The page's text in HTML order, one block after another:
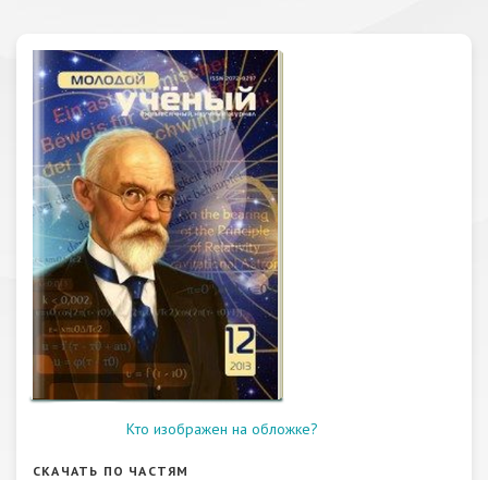
Кто изображен на обложке?
СКАЧАТЬ ПО ЧАСТЯМ